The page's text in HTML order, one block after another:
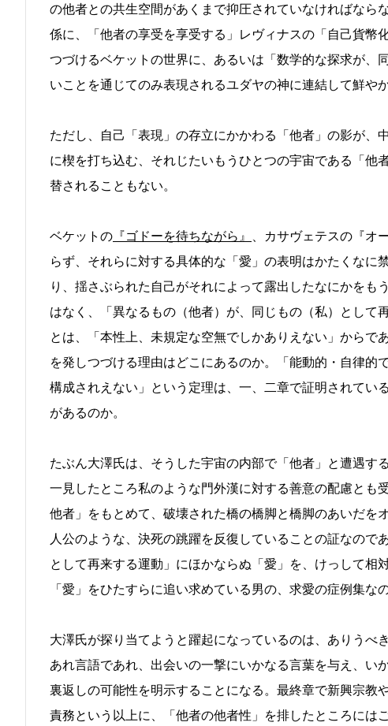
の他者との共生空間があくまで抑圧されていなければなら
係に、「他者の享受を享受する」レヴィナスの「自己貨幣
つづけるベケットの世界に、あるいは「数学的な探求が、
いことを通じてのみ表現されるユダヤの神に連結して鮮や
ただし、自己「表現」の存立にかかわる「他者」の影が
に楔を打ち込む、それじたいもうひとつの宇宙である「
替されることもない。
ベケットの 『ゴドーを待ちながら』
、カサヴェテスの『
らず、それらに対する具体的な「愛」の表明はかたくな
り、揺さぶられた自己がそれによって露出したなにかを
はなく、「異なるもの（他者）が、同じもの（私）として
とは、「本性上、未規定な空無でしかありえない」から
を発しつづける理由はどこにあるのか。「能動的・自律
構成されえない」という定理は、一、二章で証明されて
があるのか。
たぶん大澤氏は、そうした宇宙の内部で「他者」と遭遇す
一見したところ私のような門外漢に対する善意の配慮とも
他者」をもとめて、破壊された橋の橋脚と橋脚のあいだを
人公のような、決死の跳躍を反復していることの証なので
として再来する運動」にほかならぬ「愛」を、けっして
「愛」をひたすらに追い求めている男の、求愛の症例集なの
大澤氏が探り当てようと躍起になっているのは、ありう
あれ言語であれ、出会いの一撃にいかなる言葉を与え、い
裏返しの可能性を明示することになる。最終章で新興宗
責務という以上に、「他者の他者性」を排したところに